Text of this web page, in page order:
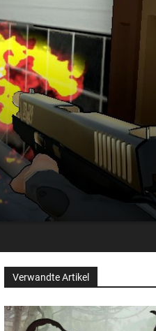
Verwandte Artikel